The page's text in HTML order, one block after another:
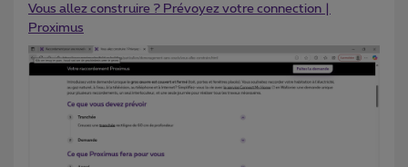
Vous allez construire ? Prévoyez votre connection |
Proximus